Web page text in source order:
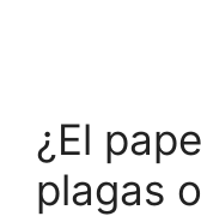
¿El
plagas